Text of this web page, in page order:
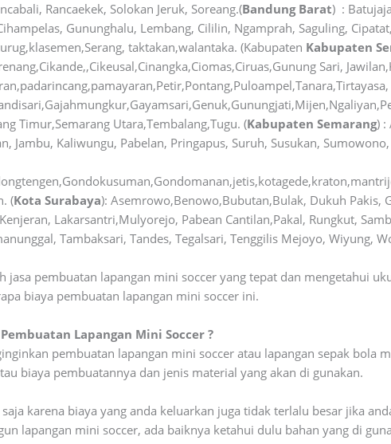
Rancaekek, Solokan Jeruk, Soreang.(Bandung Barat) :
Gununghalu, Lembang, Cililin, Ngamprah, Saguling,
taktakan,walantaka. (Kabupaten Kabupaten
Sari,
Timur,Semarang Utara,Tembalang,Tugu. (Kabupaten Semarang) :
Jambu, Kaliwungu, Pabelan, Pringapus, Suruh, Susukan,
(Kota Surabaya): Asemrowo,Benowo,Bubutan,Bulak, Dukuh Pakis,
Lakarsantri,Mulyorejo, Pabean Cantilan,Pakal, Rungkut,
Tambaksari, Tandes, Tegalsari, Tenggilis Mejoyo, Wiyung,
jasa pembuatan lapangan mini soccer yang tepat dan mengetahui
biaya pembuatan lapangan mini soccer ini.
Lapangan Mini Soccer ?
pembuatan lapangan mini soccer atau lapangan sepak bola
biaya pembuatannya dan jenis material yang akan di gunakan.
karena biaya yang anda keluarkan juga tidak terlalu besar jika
lapangan mini soccer, ada baiknya ketahui dulu bahan yang di